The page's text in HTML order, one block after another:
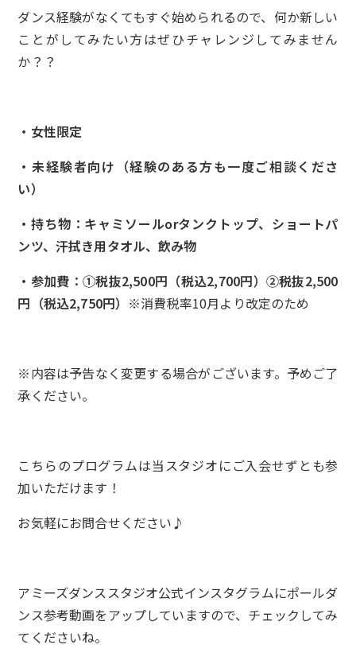
ダンス経験がなくてもすぐ始められるので、何か新しい
ことがしてみたい方はぜひチャレンジしてみません
か？？
・女性限定
・未経験者向け（経験のある方も一度ご相談くださ
い）
・持ち物：キャミソールorタンクトップ、ショートパ
ンツ、汗拭き用タオル、飲み物
・参加費：①税抜2,500円（税込2,700円）②税抜2,500
円（税込2,750円） ※消費税率10月より改定のため
※内容は予告なく変更する場合がございます。予めご了
承ください。
こちらのプログラムは当スタジオにご入会せずとも参
加いただけます！
お気軽にお問合せください♪
アミーズダンススタジオ公式インスタグラムにポールダ
ンス参考動画をアップしていますので、チェックしてみ
てくださいね。